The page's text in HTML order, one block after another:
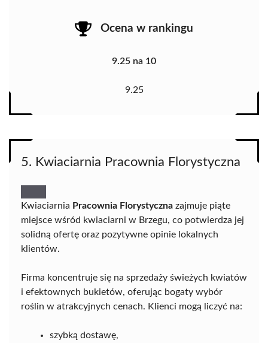
Ocena w rankingu
9.25 na 10
9.25
5. Kwiaciarnia Pracownia Florystyczna
Kwiaciarnia Pracownia Florystyczna zajmuje piąte
miejsce wśród kwiaciarni w Brzegu, co potwierdza jej
solidną ofertę oraz pozytywne opinie lokalnych
klientów.
Firma koncentruje się na sprzedaży świeżych kwiatów
i efektownych bukietów, oferując bogaty wybór
roślin w atrakcyjnych cenach. Klienci mogą liczyć na:
szybką dostawę,